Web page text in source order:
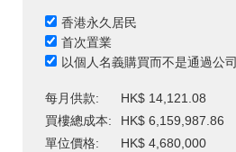
香港永久居民
首次置業
以個人名義購買而不是通過公司
每月供款:
HK$ 14,121.08
買樓總成本:
HK$ 6,159,987.86
單位價格:
HK$ 4,680,000